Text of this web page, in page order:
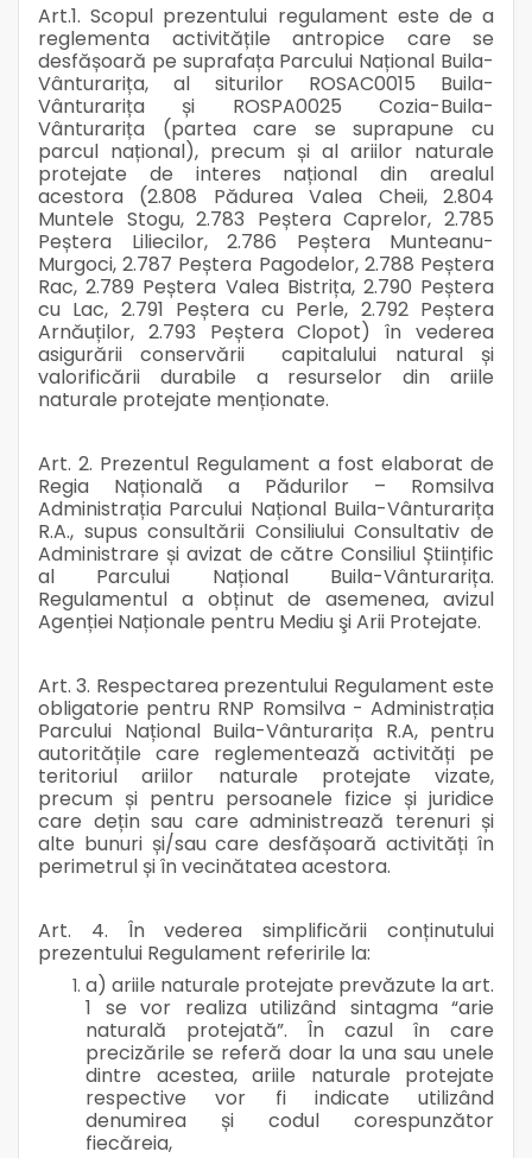
Art.1. Scopul prezentului regulament este de a
reglementa activitățile antropice care se
desfășoară pe suprafața Parcului Național Buila-
Vânturarița, al siturilor ROSAC0015 Buila-
Vânturarița și ROSPA0025 Cozia-Buila-
Vânturarița (partea care se suprapune cu
parcul național), precum și al ariilor naturale
protejate de interes național din arealul
acestora (2.808 Pădurea Valea Cheii, 2.804
Muntele Stogu, 2.783 Peștera Caprelor, 2.785
Peștera Liliecilor, 2.786 Peștera Munteanu-
Murgoci, 2.787 Peștera Pagodelor, 2.788 Peștera
Rac, 2.789 Peștera Valea Bistrița, 2.790 Peștera
cu Lac, 2.791 Peștera cu Perle, 2.792 Peștera
Arnăuților, 2.793 Peștera Clopot) în vederea
asigurării conservării capitalului natural și
valorificării durabile a resurselor din ariile
naturale protejate menționate.
Art. 2. Prezentul Regulament a fost elaborat de
Regia Națională a Pădurilor – Romsilva
Administrația Parcului Național Buila-Vânturarița
R.A., supus consultării Consiliului Consultativ de
Administrare și avizat de către Consiliul Științific
al Parcului Național Buila-Vânturarița.
Regulamentul a obținut de asemenea, avizul
Agenției Naționale pentru Mediu şi Arii Protejate.
Art. 3. Respectarea prezentului Regulament este
obligatorie pentru RNP Romsilva - Administrația
Parcului Național Buila-Vânturarița R.A, pentru
autoritățile care reglementează activități pe
teritoriul ariilor naturale protejate vizate,
precum și pentru persoanele fizice și juridice
care dețin sau care administrează terenuri și
alte bunuri și/sau care desfășoară activități în
perimetrul și în vecinătatea acestora.
Art. 4. În vederea simplificării conținutului
prezentului Regulament referirile la:
a) ariile naturale protejate prevăzute la art.
1 se vor realiza utilizând sintagma “arie
naturală protejată”. În cazul în care
precizările se referă doar la una sau unele
dintre acestea, ariile naturale protejate
respective vor fi indicate utilizând
denumirea și codul corespunzător
fiecăreia,